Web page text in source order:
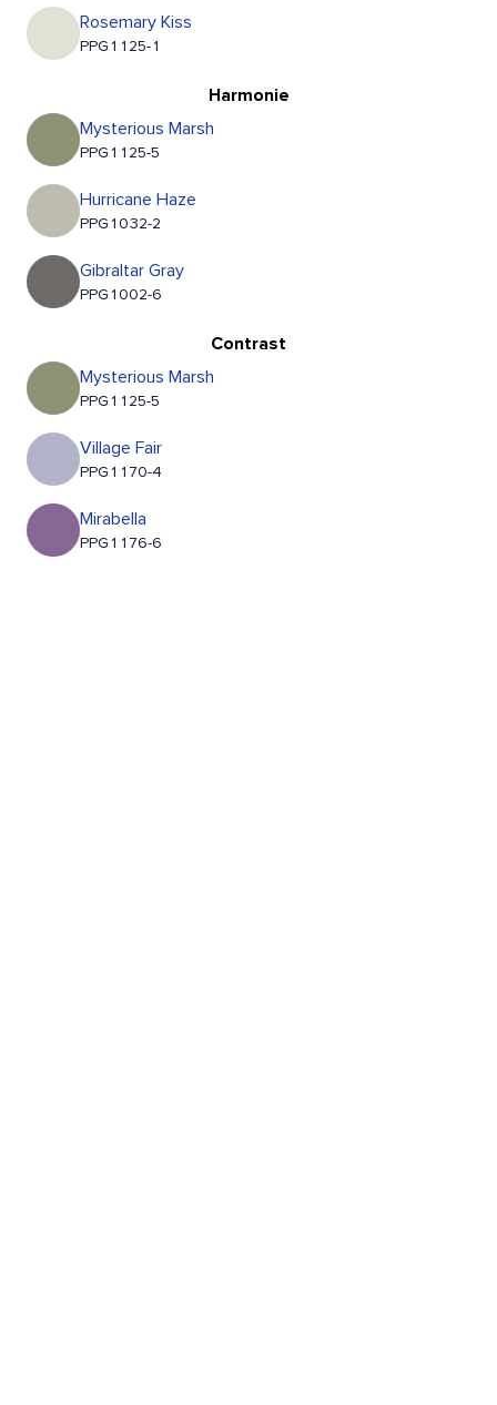
Rosemary Kiss
PPG1125-1
Harmonie
Mysterious Marsh
PPG1125-5
Hurricane Haze
PPG1032-2
Gibraltar Gray
PPG1002-6
Contrast
Mysterious Marsh
PPG1125-5
Village Fair
PPG1170-4
Mirabella
PPG1176-6